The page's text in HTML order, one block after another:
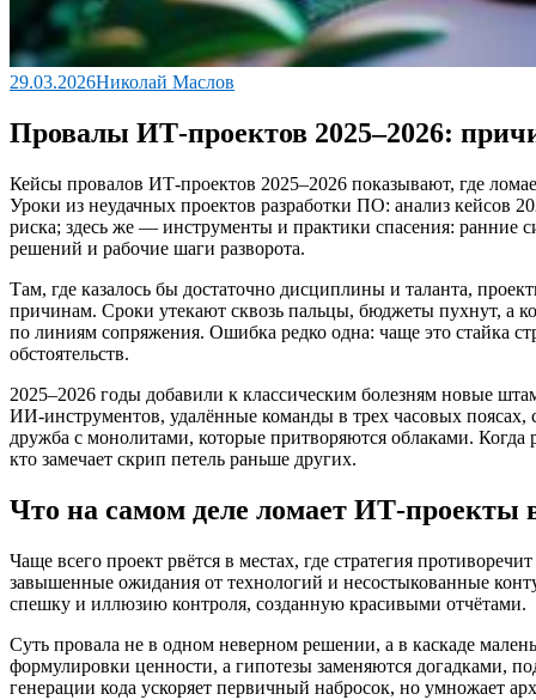
29.03.2026Николай Маслов
Провалы ИТ‑проектов 2025–2026:
Кейсы провалов ИТ‑проектов 2025–2026 показывают, где
Уроки из неудачных проектов разработки ПО: анализ кейсов
риска; здесь же — инструменты и практики спасения: ранние
решений и рабочие шаги разворота.
Там, где казалось бы достаточно дисциплины и таланта,
причинам. Сроки утекают сквозь пальцы, бюджеты пухнут, а
по линиям сопряжения. Ошибка редко одна: чаще это стайка
обстоятельств.
2025–2026 годы добавили к классическим болезням новые
ИИ‑инструментов, удалённые команды в трех часовых поясах,
дружба с монолитами, которые притворяются облаками. Когда
кто замечает скрип петель раньше других.
Что на самом деле ломает ИТ‑проекты
Чаще всего проект рвётся в местах, где стратегия
завышенные ожидания от технологий и несостыкованные
спешку и иллюзию контроля, созданную красивыми отчётами.
Суть провала не в одном неверном решении, а в каскаде
формулировки ценности, а гипотезы заменяются догадками,
генерации кода ускоряет первичный набросок, но умножает